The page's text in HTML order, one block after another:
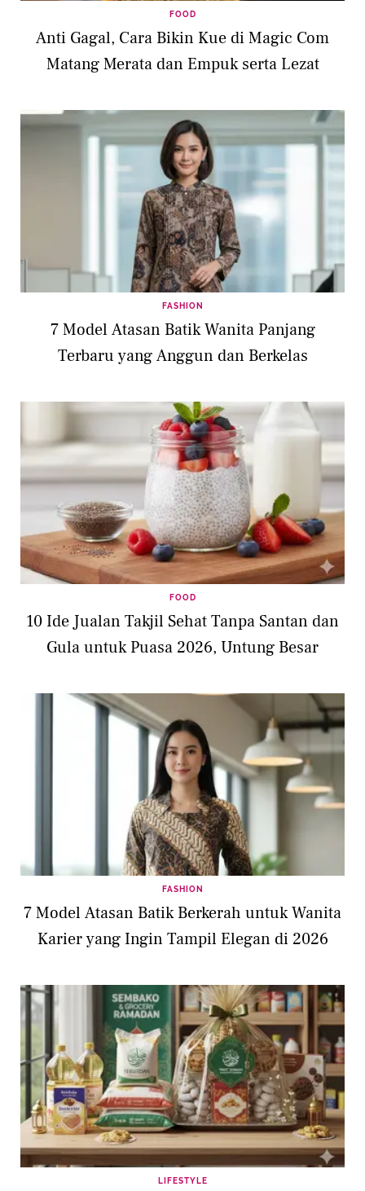
FOOD
Anti Gagal, Cara Bikin Kue di Magic Com
Matang Merata dan Empuk serta Lezat
FASHION
7 Model Atasan Batik Wanita Panjang
Terbaru yang Anggun dan Berkelas
FOOD
10 Ide Jualan Takjil Sehat Tanpa Santan dan
Gula untuk Puasa 2026, Untung Besar
FASHION
7 Model Atasan Batik Berkerah untuk Wanita
Karier yang Ingin Tampil Elegan di 2026
LIFESTYLE